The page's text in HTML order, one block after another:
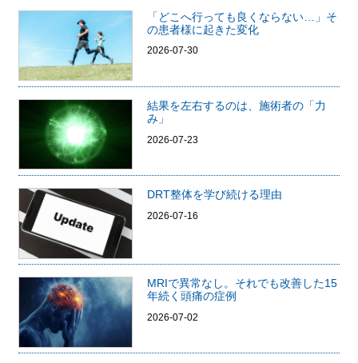
「どこへ行っても良くならない…」そ
の患者様に起きた変化
2026-07-30
結果を左右するのは、施術者の「力
み」
2026-07-23
DRT整体を学び続ける理由
2026-07-16
MRIで異常なし。それでも改善した15
年続く頭痛の症例
2026-07-02